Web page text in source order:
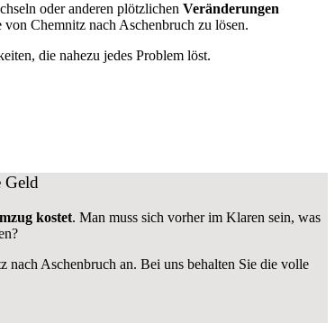
oder anderen plötzlichen Veränderungen
Chemnitz nach Aschenbruch zu lösen.
die nahezu jedes Problem löst.
Geld
kostet. Man muss sich vorher im Klaren sein, was
nach Aschenbruch an. Bei uns behalten Sie die volle